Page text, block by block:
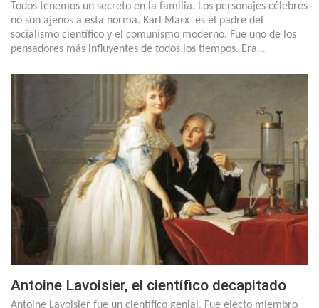
Todos tenemos un secreto en la familia. Los personajes célebres
no son ajenos a esta norma. Karl Marx es el padre del
socialismo científico y el comunismo moderno. Fue uno de los
pensadores más influyentes de todos los tiempos. Era…
Antoine Lavoisier, el científico decapitado
Antoine Lavoisier fue un científico genial. Fue electo miembro